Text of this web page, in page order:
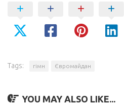
Tags: гімн Євромайдан
YOU MAY ALSO LIKE...